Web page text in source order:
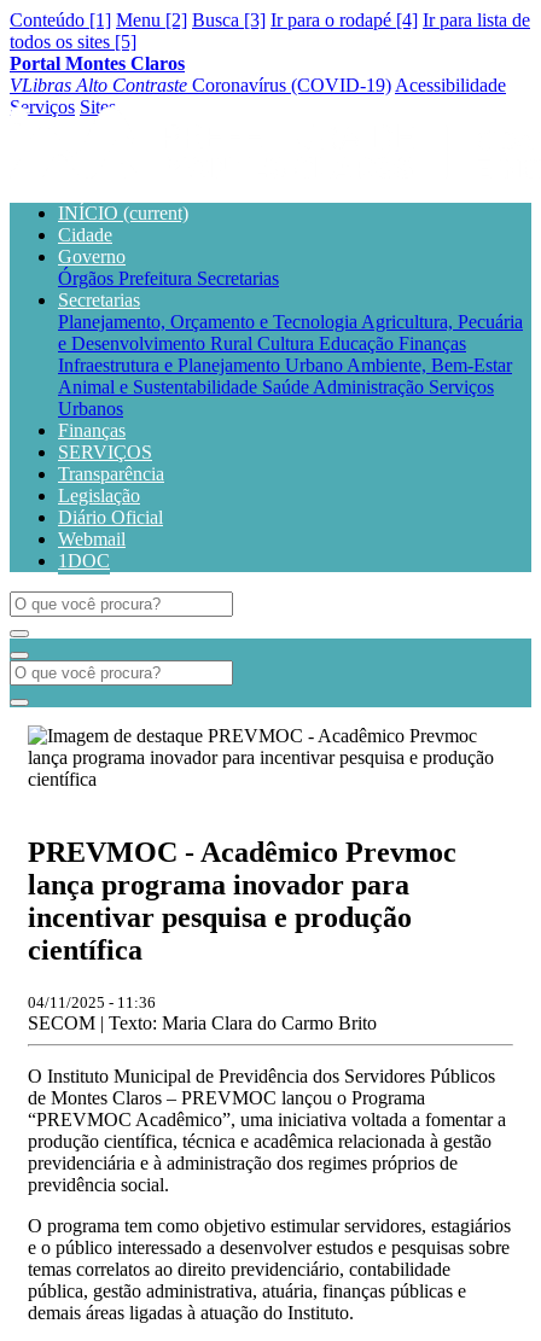
Conteúdo [1] Menu [2] Busca [3] Ir para o rodapé [4] Ir para lista de
todos os sites [5]
Portal Montes Claros
VLibras Alto Contraste Coronavírus (COVID-19) Acessibilidade
Serviços Sites
INÍCIO (current)
Cidade
Governo
Órgãos Prefeitura Secretarias
Secretarias
Planejamento, Orçamento e Tecnologia Agricultura, Pecuária
e Desenvolvimento Rural Cultura Educação Finanças
Infraestrutura e Planejamento Urbano Ambiente, Bem-Estar
Animal e Sustentabilidade Saúde Administração Serviços
Urbanos
Finanças
SERVIÇOS
Transparência
Legislação
Diário Oficial
Webmail
1DOC
PREVMOC - Acadêmico Prevmoc
lança programa inovador para
incentivar pesquisa e produção
científica
04/11/2025 - 11:36
SECOM | Texto: Maria Clara do Carmo Brito
O Instituto Municipal de Previdência dos Servidores Públicos
de Montes Claros – PREVMOC lançou o Programa
“PREVMOC Acadêmico”, uma iniciativa voltada a fomentar a
produção científica, técnica e acadêmica relacionada à gestão
previdenciária e à administração dos regimes próprios de
previdência social.
O programa tem como objetivo estimular servidores, estagiários
e o público interessado a desenvolver estudos e pesquisas sobre
temas correlatos ao direito previdenciário, contabilidade
pública, gestão administrativa, atuária, finanças públicas e
demais áreas ligadas à atuação do Instituto.